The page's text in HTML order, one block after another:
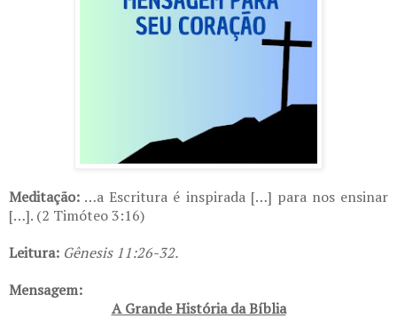
Meditação: …a Escritura é inspirada […] para nos ensinar
[…]. (2 Timóteo 3:16)
Leitura: Gênesis 11:26-32.
Mensagem:
A Grande História da Bíblia